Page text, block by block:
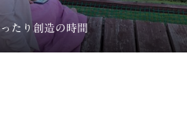
ったり創造の時間